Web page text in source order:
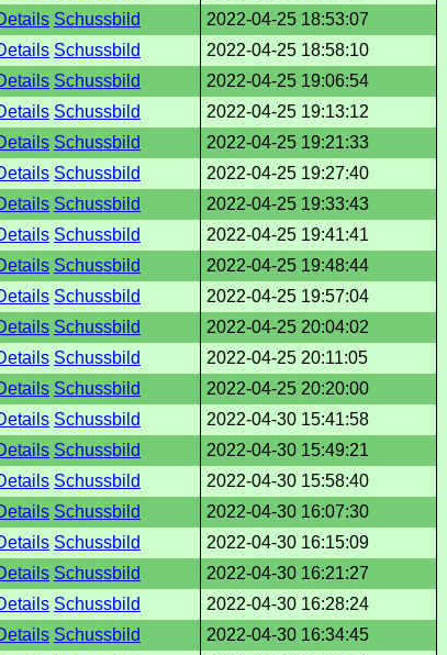
Schussbild
2022-04-25 18:53:07
Schussbild
2022-04-25 18:58:10
Schussbild
2022-04-25 19:06:54
Schussbild
2022-04-25 19:13:12
Schussbild
2022-04-25 19:21:33
Schussbild
2022-04-25 19:27:40
Schussbild
2022-04-25 19:33:43
Schussbild
2022-04-25 19:41:41
Schussbild
2022-04-25 19:48:44
Schussbild
2022-04-25 19:57:04
Schussbild
2022-04-25 20:04:02
Schussbild
2022-04-25 20:11:05
Schussbild
2022-04-25 20:20:00
Schussbild
2022-04-30 15:41:58
Schussbild
2022-04-30 15:49:21
Schussbild
2022-04-30 15:58:40
Schussbild
2022-04-30 16:07:30
Schussbild
2022-04-30 16:15:09
Schussbild
2022-04-30 16:21:27
Schussbild
2022-04-30 16:28:24
Schussbild
2022-04-30 16:34:45